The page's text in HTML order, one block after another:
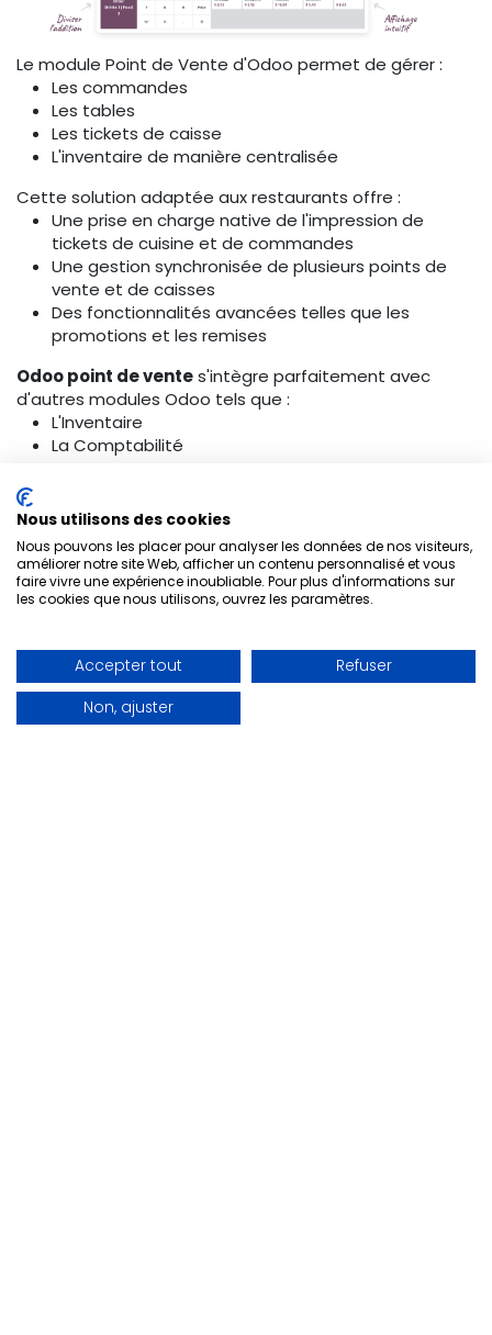
Le module Point de Vente d'Odoo permet de gérer :
Les commandes
Les tables
Les tickets de caisse
L'inventaire de manière centralisée
Cette solution adaptée aux restaurants offre :
Une prise en charge native de l'impression de
tickets de cuisine et de commandes
Une gestion synchronisée de plusieurs points de
vente et de caisses
Des fonctionnalités avancées telles que les
promotions et les remises
Odoo point de ventes'intègre parfaitement avec
d'autres modules Odoo tels que :
L'Inventaire
La Comptabilité
Il offre ainsi une solution tout-en-un pour votre
restaurant. AdoptezOdoo Point de Vente
votre gestion quotidienne, tout en offrant une
expérience de restauration exceptionnelle à vos clients.
Se connecter pour laisser un commentaire.
Nous utilisons des cookies
Nous pouvons les placer pour analyser les données de nos visiteurs,
améliorer notre site Web, afficher un contenu personnalisé et vous
faire vivre une expérience inoubliable. Pour plus d'informations sur
les cookies que nous utilisons, ouvrez les paramètres.
Accepter tout
Refuser
Non, ajuster